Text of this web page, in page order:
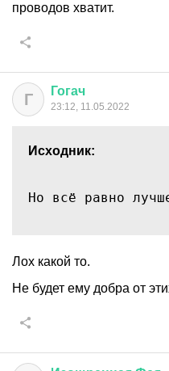
проводов хватит.
Г Гогач
23:12, 11.05.2022
Исходник:
Но всё равно
Лох какой то.
Не будет ему добра от